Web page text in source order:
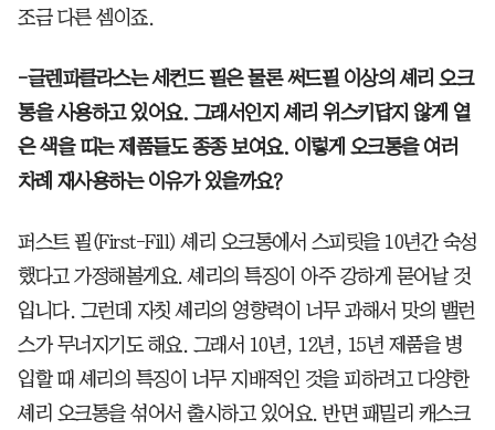
조금 다른 셈이죠.
-글렌파클라스는 세컨드 필은 물론 써드필 이상의 셰리 오크
통을 사용하고 있어요. 그래서인지 셰리 위스키답지 않게 옅
은 색을 띠는 제품들도 종종 보여요. 이렇게 오크통을 여러
차례 재사용하는 이유가 있을까요?
퍼스트 필(First-Fill) 셰리 오크통에서 스피릿을 10년간 숙성
했다고 가정해볼게요. 셰리의 특징이 아주 강하게 묻어날 것
입니다. 그런데 자칫 셰리의 영향력이 너무 과해서 맛의 밸런
스가 무너지기도 해요. 그래서 10년, 12년, 15년 제품을 병
입할 때 셰리의 특징이 너무 지배적인 것을 피하려고 다양한
셰리 오크통을 섞어서 출시하고 있어요. 반면 패밀리 캐스크